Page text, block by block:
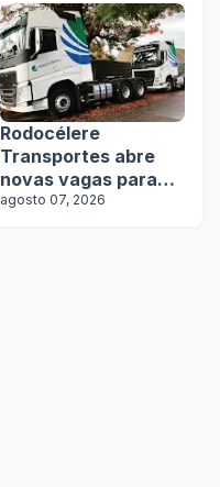
Rodocélere
Transportes abre
novas vagas para
motoristas
agosto 07, 2026